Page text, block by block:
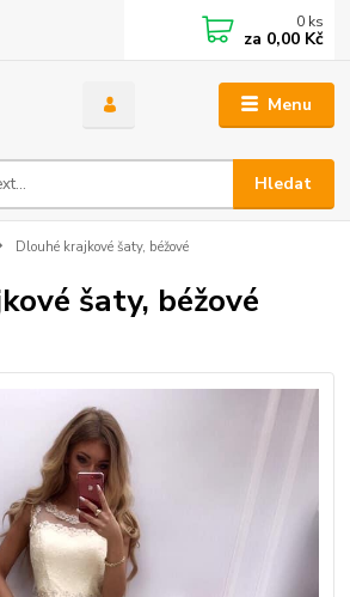
Menu
Hledat
0 ks
za 0,00 Kč
Dlouhé krajkové šaty, béžové
šaty, béžové